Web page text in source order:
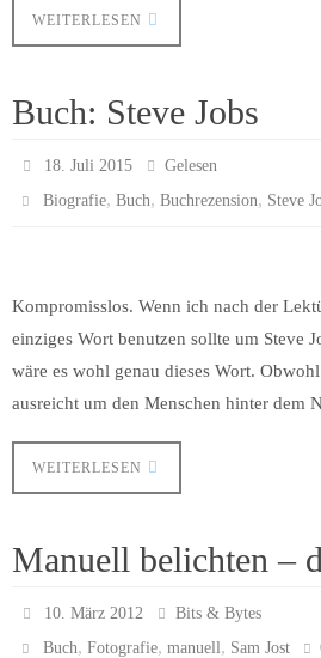
WEITERLESEN
Buch: Steve Jobs
18. Juli 2015
Gelesen
Biografie,Buch,Buchrezension, Steve
Kompromisslos. Wenn ich nach der
einziges Wort benutzen sollte um Steve
wäre es wohl genau dieses Wort.
ausreicht um den Menschen hinter dem
WEITERLESEN
Manuell belichten –
10. März 2012
Bits & Bytes
Buch,Fotografie,manuell, Sam Jost